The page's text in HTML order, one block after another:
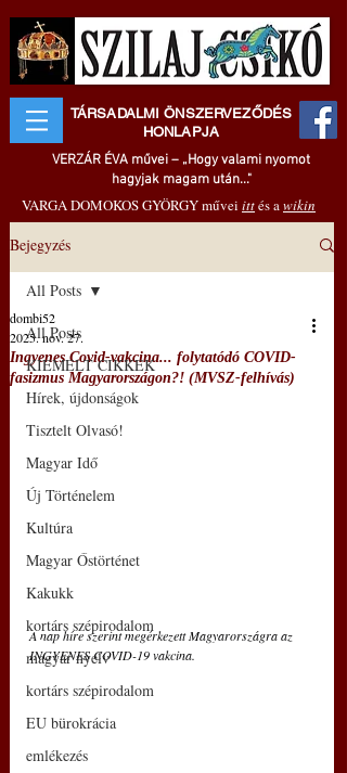
TÁRSADALMI ÖNSZERVEZŐDÉS
HONLAPJA
VERZÁR ÉVA művei – „Hogy valami nyomot
hagyjak magam után..."
VARGA DOMOKOS GYÖRGY művei ittés awikin
Bejegyzés
All Posts
KIEMELT CIKKEK
Hírek, újdonságok
Tisztelt Olvasó!
Magyar Idő
Új Történelem
Kultúra
Magyar Őstörténet
Kakukk
kortárs szépirodalom
magyar nyelv
kortárs szépirodalom
EU bürokrácia
emlékezés
All Posts
Ingyenes Covid-vakcina... folytatódó COVID-
fasizmus Magyarországon?! (MVSZ-felhívás)
dombi52
2025. nov. 27.
A nap híre szerint megérkezett Magyarországra az
INGYENES COVID-19 vakcina.